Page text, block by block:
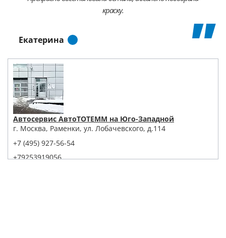
краску.
Екатерина
Автосервис АвтоТОТЕММ на Юго-Западной
г. Москва, Раменки, ул. Лобачевского, д.114
+7 (495) 927-56-54
+79253919056